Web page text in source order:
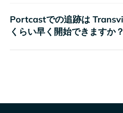
Portcastでの追跡は
くらい早く開始できますか？